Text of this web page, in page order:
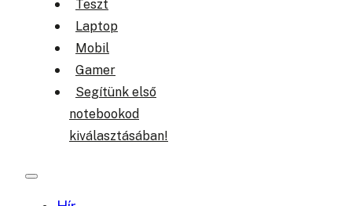
Teszt
Laptop
Mobil
Gamer
Segítünk első
notebookod
kiválasztásában!